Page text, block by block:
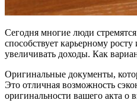
Сегодня многие люди
способствует карьерному
увеличивать доходы. Как
Оригинальные документы,
Это отличная возможность
оригинальности вашего акта о